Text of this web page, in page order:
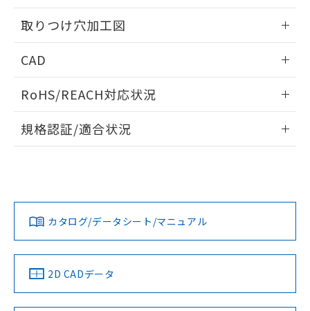
取りつけ穴加工図
CAD
ドすることができます。
ログイン/会員登録
ダウンロードデータをご利用いただく前に、以下を必ずお読
みください。
ソフトウェアの使用条件
RoHS/REACH対応状況
EU RoHS 注意事項・凡例
対応済み
中国 RoHS 注意事項・凡例
規格認証/適合状況
LR型式承認
（イギリス
船舶規格）
DNV型式承認
（ノルウェー
BV型式承認
（フランス
KR型式
（韓国
No No No No
カタログ/データシート/マニュアル
2D CADデータ
既に当社にて対応品への在庫切替を完了
していることから、特段のことがない限
り、2022年1月12日より割愛しておりま